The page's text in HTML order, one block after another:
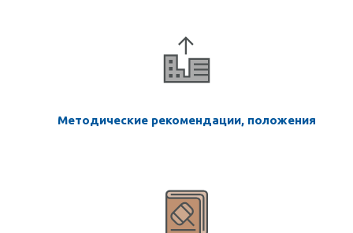
Методические рекомендации, положения